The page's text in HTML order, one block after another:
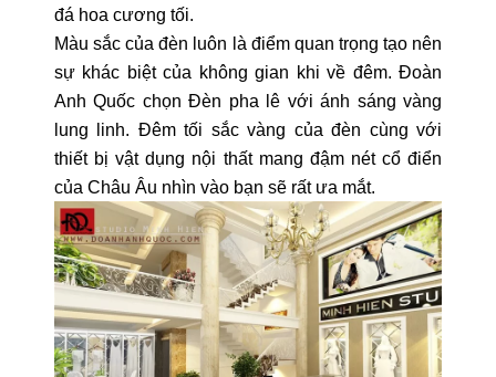
đá hoa cương tối.
Màu sắc của đèn luôn là điểm quan trọng tạo nên
sự khác biệt của không gian khi về đêm. Đoàn
Anh Quốc chọn Đèn pha lê với ánh sáng vàng
lung linh. Đêm tối sắc vàng của đèn cùng với
thiết bị vật dụng nội thất mang đậm nét cổ điển
của Châu Âu nhìn vào bạn sẽ rất ưa mắt.